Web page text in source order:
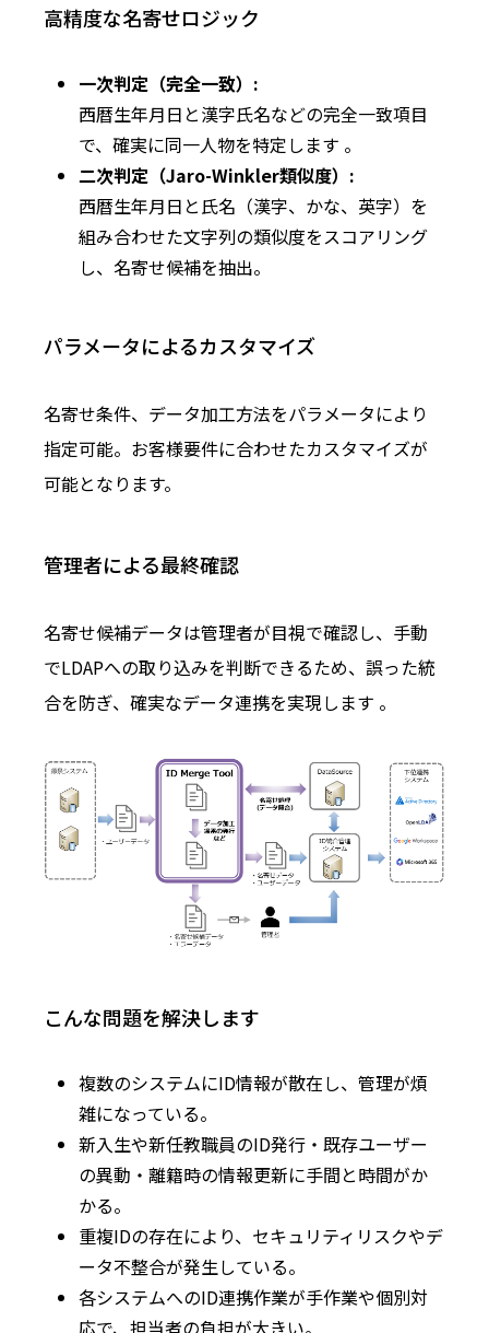
高精度な名寄せロジック
一次判定（完全一致）:
西暦生年月日と漢字氏名などの完全一致項目
で、確実に同一人物を特定します 。
二次判定（Jaro-Winkler類似度）:
西暦生年月日と氏名（漢字、かな、英字）を
組み合わせた文字列の類似度をスコアリング
し、名寄せ候補を抽出。
パラメータによるカスタマイズ
名寄せ条件、データ加工方法をパラメータにより
指定可能。お客様要件に合わせたカスタマイズが
可能となります。
管理者による最終確認
名寄せ候補データは管理者が目視で確認し、手動
でLDAPへの取り込みを判断できるため、誤った統
合を防ぎ、確実なデータ連携を実現します 。
こんな問題を解決します
複数のシステムにID情報が散在し、管理が煩
雑になっている。
新入生や新任教職員のID発行・既存ユーザー
の異動・離籍時の情報更新に手間と時間がか
かる。
重複IDの存在により、セキュリティリスクやデ
ータ不整合が発生している。
各システムへのID連携作業が手作業や個別対
応で、担当者の負担が大きい。